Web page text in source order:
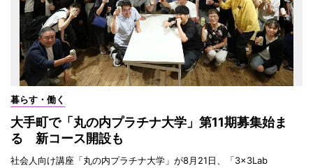
暮らす・働く
大手町で「丸の内プラチナ大学」第11期募集始ま
る 新コース開設も
社会人向け講座「丸の内プラチナ大学」が8月21日、「3×3Lab